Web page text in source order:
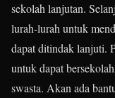
sekolah lanjutan.
lurah-lurah untuk
dapat ditindak lanjuti.
untuk dapat
swasta. Akan ada